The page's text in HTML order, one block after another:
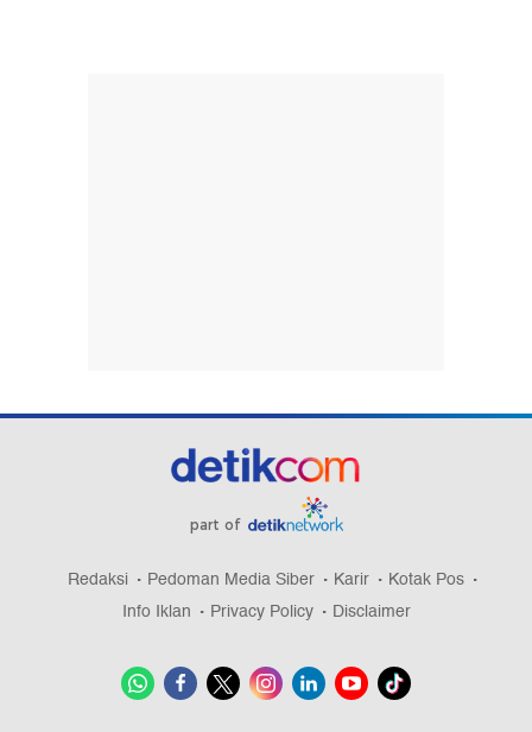
part of
Redaksi Pedoman Media Siber Karir
Kotak Pos
Info Iklan
Privacy Policy Disclaimer